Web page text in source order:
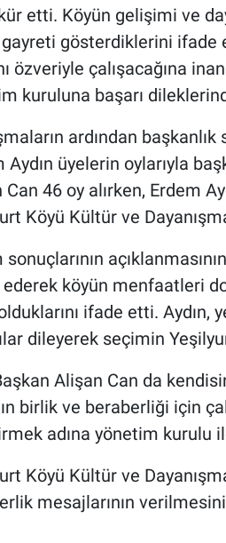
etti. Köyün gelişimi ve
gösterdiklerini ifade
özveriyle çalışacağına
kuruluna başarı
ardından
Aydın üyelerin oylarıyla
46 oy alırken, Erdem
Köyü Kültür ve
köyün menfaatleri
ifade etti.
dileyerek seçimin
Alişan Can da
birlik ve beraberliği için
adına yönetim kurulu
Köyü Kültür ve
mesajlarının